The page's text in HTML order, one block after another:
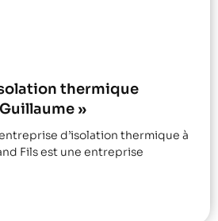
thermique
»
d’isolation thermique à
Fils est une entreprise